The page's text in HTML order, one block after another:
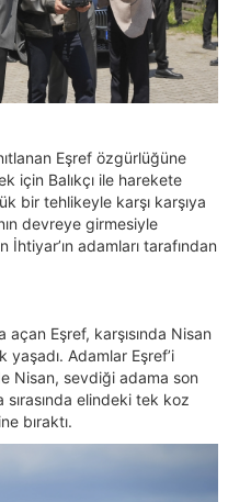
Eşref özgürlüğüne
için Balıkçı ile harekete
bir tehlikeyle karşı karşıya
devreye girmesiyle
adamları tarafından
açan Eşref, karşısında Nisan
Adamlar Eşref’i
Nisan, sevdiği adama son
elindeki tek koz
bıraktı.